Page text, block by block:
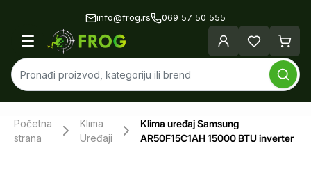
info@frog.rs 069 57 50 555
Početna
strana
Klima
Uređaji
Klima uređaj Samsung
AR50F15C1AH 15000 BTU inverter